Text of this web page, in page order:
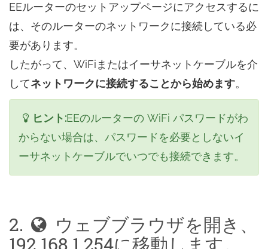
EEルーターのセットアップページにアクセスするに
は、そのルーターのネットワークに接続している必
要があります。
したがって、WiFiまたはイーサネットケーブルを介
してネットワークに接続することから始めます。
ヒント:EEのルーターの WiFi パスワードがわ
からない場合は、パスワードを必要としないイ
ーサネットケーブルでいつでも接続できます。
2.
ウェブブラウザを開き、
192.168.1.254に移動します。